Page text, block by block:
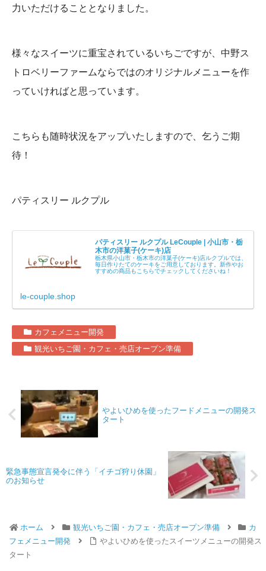
力いただけることとなりました。
様々なスイーツに重宝されているいちごですが、中野ス
トロベリーファームならではのオリジナルメニューを作
っていければと思っています。
こちらも随時状況をアップいたしますので、乞うご期
待！
パティスリー ルクプル
パティスリー ルクプル LeCouple | 小山市・栃
木市の洋菓子(ケーキ)店
栃木県小山市・栃木市の洋菓子(ケーキ)店ルクプルでは、
毎日作りたてのケーキをご用意しております。新作やお
すすめの商品もこちらでチェックしてくださいね！
le-couple.shop
カフェメニュー開発
観光いちご園・カフェ・売店オープン準備
やよいひめを使ったフードメニューの開発ス
タート
緊急事態宣言発令に伴う「イチゴ狩り休園」
のお知らせ
ホーム 観光いちご園・カフェ・売店オープン準備
カ
フェメニュー開発
やよいひめを使ったスイーツメニューの開発ス
タート